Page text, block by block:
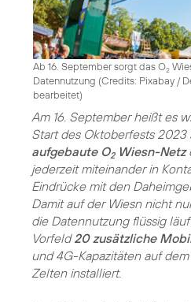
Ab 16. September sorgt das O2
Datennutzung (Credits: Pixabay /
bearbeitet)
Am 16. September heißt es
Start des Oktoberfests 2023
aufgebaute O2Wiesn-Netz
jederzeit miteinander in
Eindrücke mit den
Damit auf der Wiesn nicht
die Datennutzung flüssig
Vorfeld20 zusätzliche
und 4G-Kapazitäten auf
Zelten installiert.